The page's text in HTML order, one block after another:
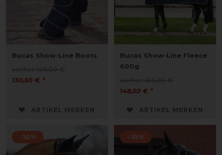
Bucas Show-Line Boots
vorher 145,00 €
130,50 € *
ARTIKEL MERKEN
Bucas Show-Line Fleece
600g
vorher 165,00 €
148,50 € *
ARTIKEL MERKEN
-10% -10%